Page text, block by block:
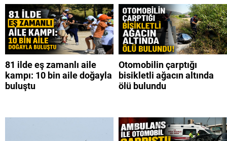
81 ilde eş zamanlı aile
kampı: 10 bin aile doğayla
buluştu
Otomobilin çarptığı
bisikletli ağacın altında
ölü bulundu